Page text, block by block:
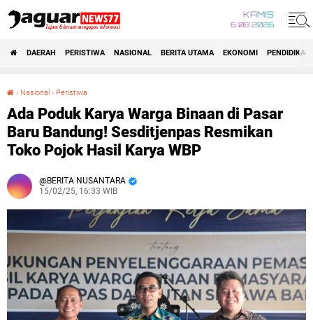
KAMIS
6 08 2026
DAERAH PERISTIWA NASIONAL BERITA UTAMA EKONOMI PENDIDIKAN
› Nasional › Peristiwa
Ada Poduk Karya Warga Binaan di Pasar
Baru Bandung! Sesditjenpas Resmikan
Toko Pojok Hasil Karya WBP
BERITA NUSANTARA
15/02/25, 16:33 WIB